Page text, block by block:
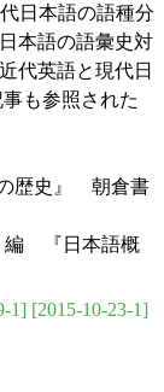
日本語の語種分
本語の語彙史対
代英語と現代日
も参照された
歴史』 朝倉書
編 『日本語概
1] [2015-10-23-1]